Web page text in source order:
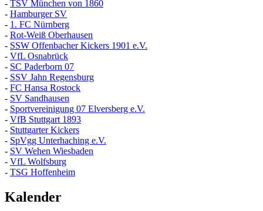
- TSV München von 1860
- Hamburger SV
- 1. FC Nürnberg
- Rot-Weiß Oberhausen
- SSW Offenbacher Kickers 1901 e.V.
- VfL Osnabrück
- SC Paderborn 07
- SSV Jahn Regensburg
- FC Hansa Rostock
- SV Sandhausen
- Sportvereinigung 07 Elversberg e.V.
- VfB Stuttgart 1893
- Stuttgarter Kickers
- SpVgg Unterhaching e.V.
- SV Wehen Wiesbaden
- VfL Wolfsburg
- TSG Hoffenheim
Kalender